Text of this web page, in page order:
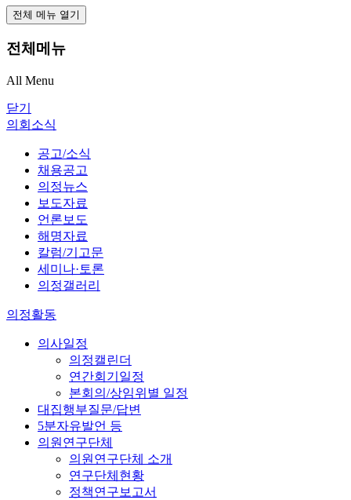
전체 메뉴 열기
전체메뉴
All Menu
닫기
의회소식
공고/소식
채용공고
의정뉴스
보도자료
언론보도
해명자료
칼럼/기고문
세미나·토론
의정갤러리
의정활동
의사일정
의정캘린더
연간회기일정
본회의/상임위별 일정
대집행부질문/답변
5분자유발언 등
의원연구단체
의원연구단체 소개
연구단체현황
정책연구보고서